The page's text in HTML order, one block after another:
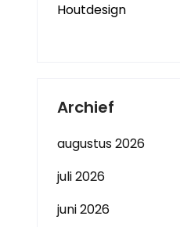
Houtdesign
Archief
augustus 2026
juli 2026
juni 2026